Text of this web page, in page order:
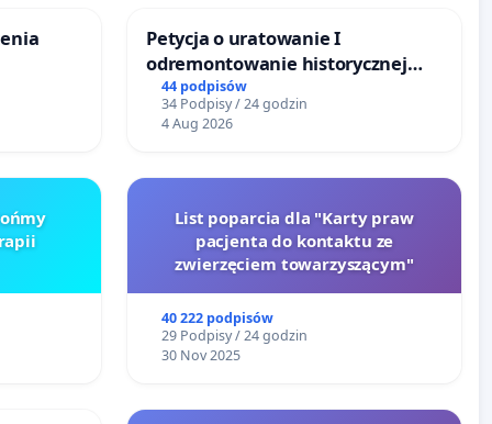
Petycja o uratowanie I
odremontowanie historycznej
Lokomotywy sm42-914
44 podpisów
34 Podpisy / 24 godzin
4 Aug 2026
List poparcia dla "Karty praw
pacjenta do kontaktu ze
zwierzęciem towarzyszącym"
40 222 podpisów
29 Podpisy / 24 godzin
30 Nov 2025